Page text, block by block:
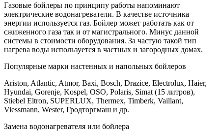
Газовые бойлеры по принципу работы напоминают
электрические водонагреватели. В качестве источника
энергии используется газ. Бойлер может работать как от
сжиженного газа так и от магистрального. Минус данной
системы в стоимости оборудования. За частую такой тип
нагрева воды используется в частных и загородных домах.
Популярные марки настенных и напольных бойлеров
Ariston, Atlantic, Atmor, Baxi, Bosch, Drazice, Electrolux, Haier,
Hyundai, Gorenje, Kospel, OSO, Polaris, Simat (15 литров),
Stiebel Eltron, SUPERLUX, Thermex, Timberk, Vaillant,
Viessmann, Wester, Гродторгмаш и др.
Замена водонагревателя или бойлера